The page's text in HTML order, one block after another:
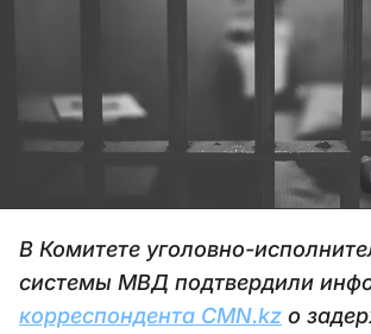
В Комитете уголовно-
системы МВД подтвердили
корреспондента CMN.kz о